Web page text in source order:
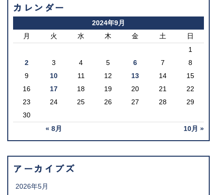
カレンダー
2024年9月
月
火 水 木 金 土 日
« 8月 10月 »
1
2
3 4 5 6 7
8
9
10 11 12 13 14
15
16
17 18 19 20 21
22
23
24 25 26 27 28
29
30
アーカイブズ
2026年5月